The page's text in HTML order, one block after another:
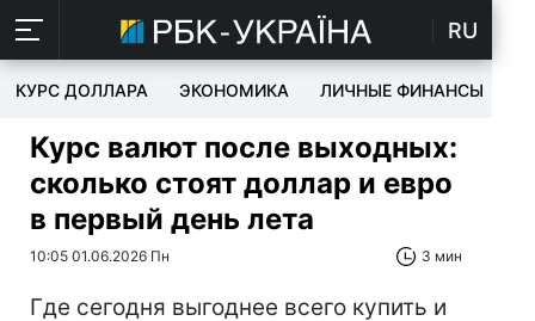
RU
КУРС ДОЛЛАРА ЭКОНОМИКА ЛИЧНЫЕ ФИНАНСЫ
Курс валют после выходных:
сколько стоят доллар и евро
в первый день лета
10:05 01.06.2026 Пн 3 мин
Где сегодня выгоднее всего купить и